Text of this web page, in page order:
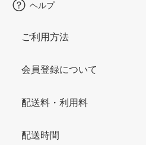
ヘルプ
ご利用方法
会員登録について
配送料・利用料
配送時間